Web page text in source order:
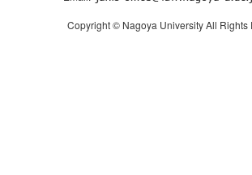
Copyright © Nagoya University All Rights